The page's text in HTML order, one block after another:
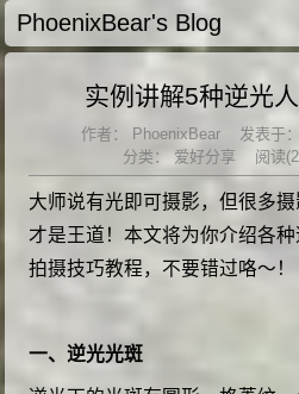
PhoenixBear's Blog
实例讲解5种逆光
作者： PhoenixBear
发表于
分类：
爱好分享 阅读
大师说有光即可摄影，但很多
才是王道！本文将为你介绍各
拍摄技巧教程，不要错过咯～！
一、逆光光斑